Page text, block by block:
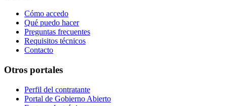
Cómo accedo
Qué puedo hacer
Preguntas frecuentes
Requisitos técnicos
Contacto
Otros portales
Perfil del contratante
Portal de Gobierno Abierto